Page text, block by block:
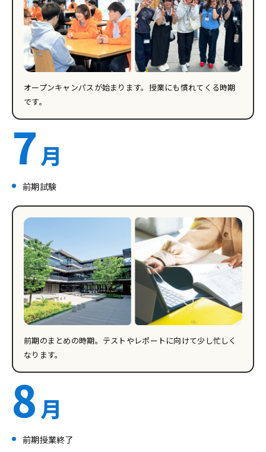
オープンキャンパスが始まります。授業にも慣れてくる時期
です。
7月
前期試験
前期のまとめの時期。テストやレポートに向けて少し忙しく
なります。
8月
前期授業終了